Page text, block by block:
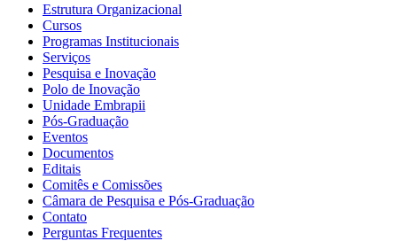
Estrutura Organizacional
Cursos
Programas Institucionais
Serviços
Pesquisa e Inovação
Polo de Inovação
Unidade Embrapii
Pós-Graduação
Eventos
Documentos
Editais
Comitês e Comissões
Câmara de Pesquisa e Pós-Graduação
Contato
Perguntas Frequentes